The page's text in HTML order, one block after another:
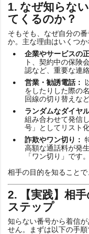
1. なぜ知らな
てくるのか？
そもそも、なぜ自分の
か。主な理由はいくつか
企業やサービスの
ト、契約中の保険
認など、重要な連
営業・勧誘電話：
をしたりした際の
回線の切り替えな
ランダムなダイヤル
組み合わせて発信
号」としてリスト
詐欺やワン切り：
高額な通話料が発
「ワン切り」です。
相手の目的を知ることで
2. 【実践】相
ステップ
知らない番号から着信
せん。まずは以下の手順